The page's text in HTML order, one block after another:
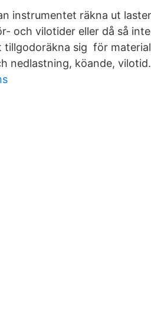
instrumentet räkna ut
och vilotider eller då så
sig för
nedlastning, köande, vilotid.